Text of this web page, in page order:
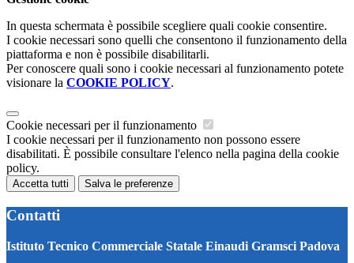
In questa schermata è possibile scegliere quali cookie consentire.
I cookie necessari sono quelli che consentono il funzionamento della
piattaforma e non è possibile disabilitarli.
Per conoscere quali sono i cookie necessari al funzionamento potete
visionare la COOKIE POLICY.
Cookie necessari per il funzionamento
I cookie necessari per il funzionamento non possono essere
disabilitati. È possibile consultare l'elenco nella pagina della cookie
policy.
Accetta tutti Salva le preferenze
Contatti
Istituto Tecnico Commerciale Statale Einaudi Gramsci Padova